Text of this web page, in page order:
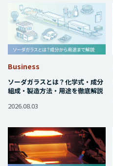
Business
ソーダガラスとは？化学式・成分
組成・製造方法・用途を徹底解説
2026.08.03